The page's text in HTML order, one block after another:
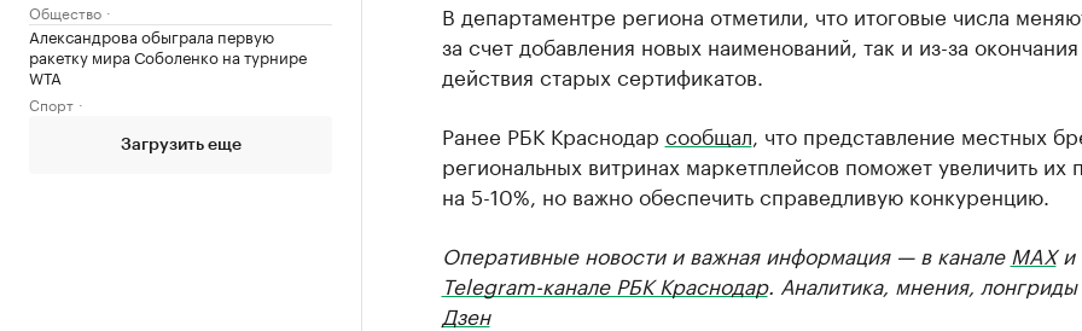
Общество
Александрова обыграла первую
ракетку мира Соболенко на турнире
WTA
Спорт
Загрузить еще
В департаментре региона отметили, что итоговые числа
за счет добавления новых наименований, так и из-за
действия старых сертификатов.
Ранее РБК Краснодар сообщал , что представление местных
региональных витринах маркетплейсов поможет увеличить их
на 5-10%, но важно обеспечить справедливую конкуренцию.
Оперативные новости и важная информация — в канале MAXи
Telegram-канале РБК Краснодар. Аналитика, мнения,
Дзен